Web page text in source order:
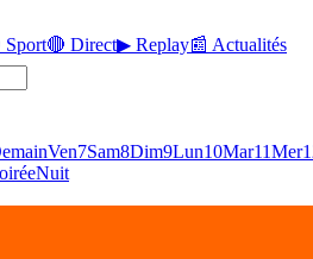
Sport🔴 Direct▶ Replay📰 Actualités
Ven7Sam8Dim9Lun10Mar11Mer
Nuit